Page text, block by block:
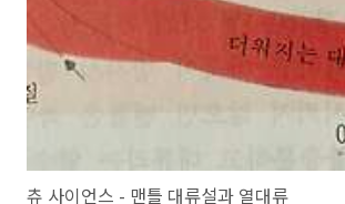
츄 사이언스 - 맨틀 대류설과 열대류